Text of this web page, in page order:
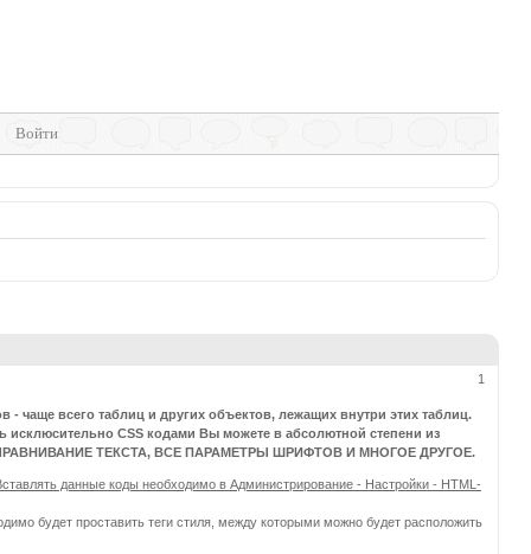
Войти
1
чаще всего таблиц и других объектов, лежащих внутри этих таблиц.
CSS кодами Вы можете в абсолютной степени из
ТЕКСТА, ВСЕ ПАРАМЕТРЫ ШРИФТОВ И МНОГОЕ ДРУГОЕ.
данные коды необходимо в Администрирование - Настройки - HTML-
будет проставить теги стиля, между которыми можно будет расположить